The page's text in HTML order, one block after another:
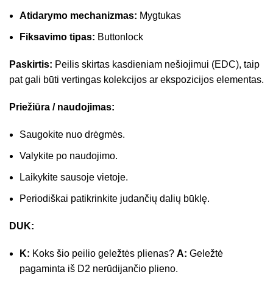
Atidarymo mechanizmas: Mygtukas
Fiksavimo tipas: Buttonlock
Paskirtis: Peilis skirtas kasdieniam nešiojimui (EDC), taip
pat gali būti vertingas kolekcijos ar ekspozicijos elementas.
Priežiūra / naudojimas:
Saugokite nuo drėgmės.
Valykite po naudojimo.
Laikykite sausoje vietoje.
Periodiškai patikrinkite judančių dalių būklę.
DUK:
K: Koks šio peilio geležtės plienas? A: Geležtė
pagaminta iš D2 nerūdijančio plieno.